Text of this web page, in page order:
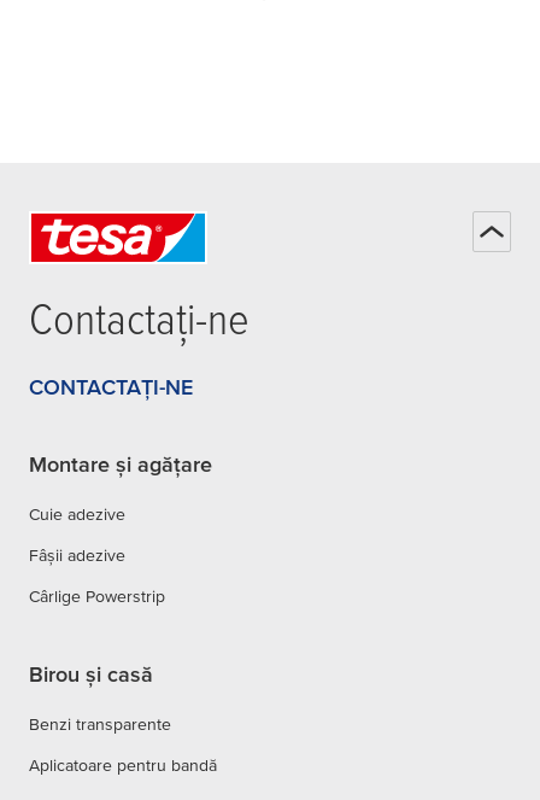
Contactați-ne
CONTACTAȚI-NE
Montare și agățare
Cuie adezive
Fâșii adezive
Cârlige Powerstrip
Birou și casă
Benzi transparente
Aplicatoare pentru bandă